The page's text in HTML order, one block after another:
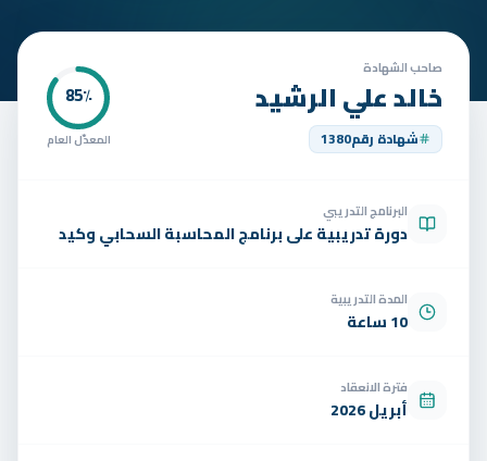
الأمان
تواصل
الوظائف
صاحب الشهادة
خالد علي الرشيد
شهادة رقم1380
85٪
المعدّل العام
البرنامج التدريبي
دورة تدريبية على برنامج المحاسبة السحابي وكيد
المدة التدريبية
10 ساعة
فترة الانعقاد
أبريل 2026